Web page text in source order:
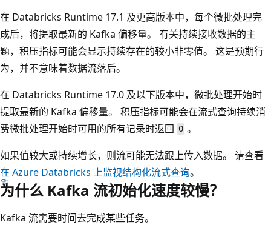
在 Databricks Runtime 17.1 及更高版本中，每个微批处理完
成后，将提取最新的 Kafka 偏移量。 有关持续接收数据的主
题，积压指标可能会显示持续存在的较小非零值。 这是预期行
为，并不意味着数据流落后。
在 Databricks Runtime 17.0 及以下版本中，微批处理开始时
提取最新的 Kafka 偏移量。 积压指标可能会在流式查询持续消
费微批处理开始时可用的所有记录时返回 0 。
如果值较大或持续增长，则流可能无法跟上传入数据。 请查看
在 Azure Databricks 上监视结构化流式查询。
为什么 Kafka 流初始化速度较慢？
Kafka 流需要时间去完成某些任务。